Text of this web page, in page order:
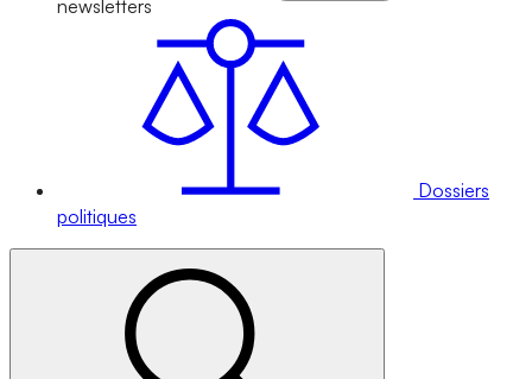
newsletters
Dossiers
politiques